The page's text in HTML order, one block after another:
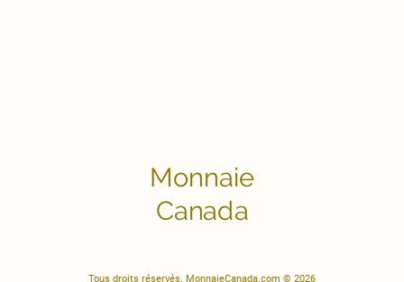
Monnaie
Canada
Tous droits réservés. MonnaieCanada.com © 2026